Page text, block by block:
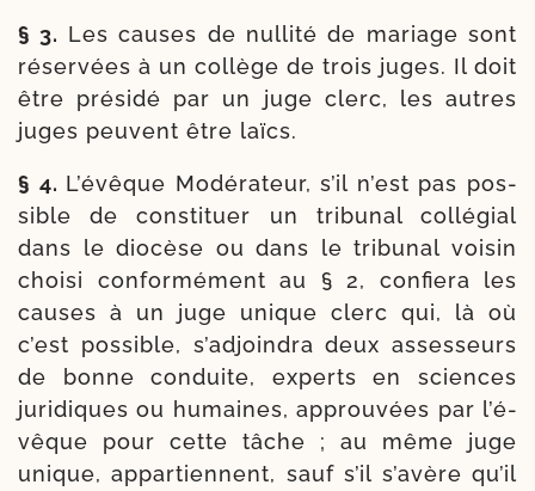
§ 3. Les causes de nul­li­té de mariage sont
réser­vées à un col­lège de trois juges. Il doit
être pré­si­dé par un juge clerc, les autres
juges peuvent être laïcs.
§ 4. L’évêque Modérateur, s’il n’est pas pos­
sible de consti­tuer un tri­bu­nal col­lé­gial
dans le dio­cèse ou dans le tri­bu­nal voi­sin
choi­si confor­mé­ment au § 2, confie­ra les
causes à un juge unique clerc qui, là où
c’est pos­sible, s’adjoindra deux asses­seurs
de bonne conduite, experts en sciences
juri­diques ou humaines, approu­vées par l’é­
vêque pour cette tâche ; au même juge
unique, appar­tiennent, sauf s’il s’avère qu’il